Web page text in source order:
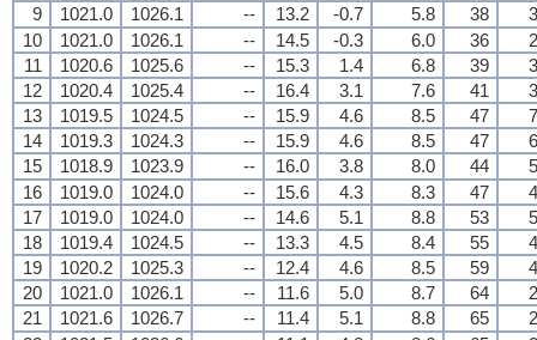
9
1021.0 1026.1 -- 13.2 -0.7 5.8 38
10
1021.0 1026.1 -- 14.5 -0.3 6.0 36
11
1020.6 1025.6 -- 15.3 1.4 6.8 39
12
1020.4 1025.4 -- 16.4 3.1 7.6 41
13
1019.5 1024.5 -- 15.9 4.6 8.5 47
14
1019.3 1024.3 -- 15.9 4.6 8.5 47
15
1018.9 1023.9 -- 16.0 3.8 8.0 44
16
1019.0 1024.0 -- 15.6 4.3 8.3 47
17
1019.0 1024.0 -- 14.6 5.1 8.8 53
18
1019.4 1024.5 -- 13.3 4.5 8.4 55
19
1020.2 1025.3 -- 12.4 4.6 8.5 59
20
1021.0 1026.1 -- 11.6 5.0 8.7 64
21
1021.6 1026.7 -- 11.4 5.1 8.8 65